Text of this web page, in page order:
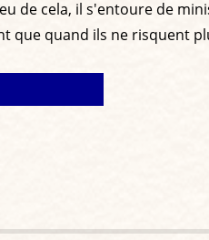
de cela, il s'entoure de
que quand ils ne risquent